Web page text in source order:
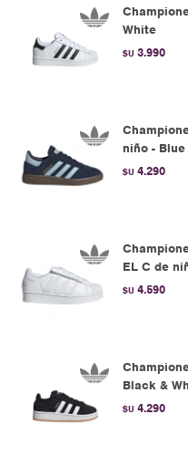
White
$U 3.990
niño - Blue
$U 4.290
EL C de
$U 4.590
Black &
$U 4.290